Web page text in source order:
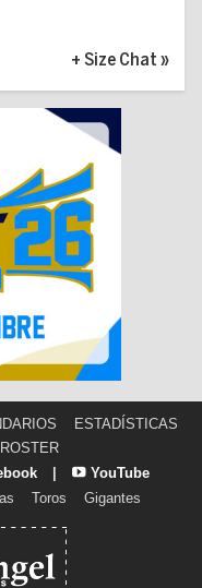
+ Size Chat »
ESTADÍSTICAS
ROSTER
YouTube
Toros Gigantes